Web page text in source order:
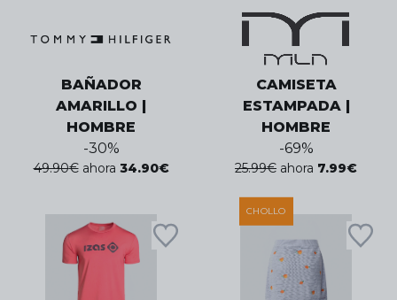
BAÑADOR
AMARILLO |
HOMBRE
-30%
49.90€ ahora 34.90€
CAMISETA
ESTAMPADA |
HOMBRE
-69%
25.99€ ahora 7.99€
CHOLLO